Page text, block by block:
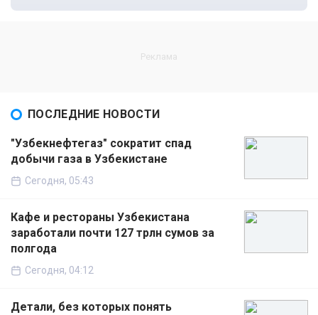
ПОСЛЕДНИЕ НОВОСТИ
"Узбекнефтегаз" сократит спад
добычи газа в Узбекистане
Сегодня, 05:43
Кафе и рестораны Узбекистана
заработали почти 127 трлн сумов за
полгода
Сегодня, 04:12
Детали, без которых понять